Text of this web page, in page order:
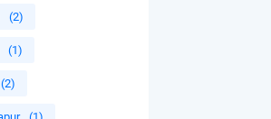
(2)
(1)
(2)